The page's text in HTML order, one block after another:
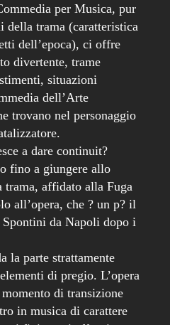
per Musica, pur
trama (caratteristica
dell’epoca), ci offre
divertente, trame
situazioni
dell’Arte
trovano nel personaggio
a dare continuit?
fino a giungere allo
affidato alla Fuga
all’opera, che ? un p? il
Spontini da Napoli dopo i
la parte strattamente
di pregio. L’opera
di transizione
in musica di carattere